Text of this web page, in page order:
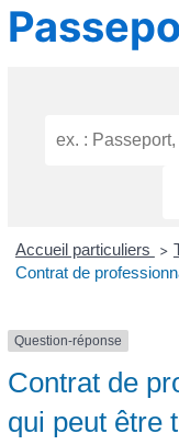
Accueil particuliers >
Contrat de
Question-réponse
Contrat de
qui peut être